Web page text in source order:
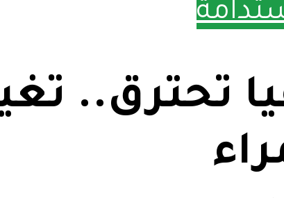
تحترق..